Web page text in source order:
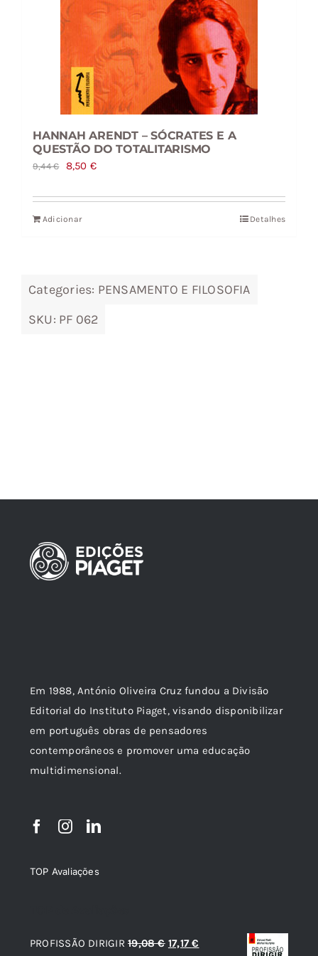
HANNAH ARENDT – SÓCRATES E A
QUESTÃO DO TOTALITARISMO
9,44€
O
original
era:
8,50 €O
atual
Adicionar Detalhes
Categories: PENSAMENTO E FILOSOFIA
SKU: PF 062
Em 1988, António Oliveira Cruz fundou a Divisão
Editorial do Instituto Piaget, visando disponibilizar
em português obras de pensadores
contemporâneos e promover uma educação
multidimensional.
TOP Avaliações
PROFISSÃO DIRIGIR 19,08€ O
17,17€